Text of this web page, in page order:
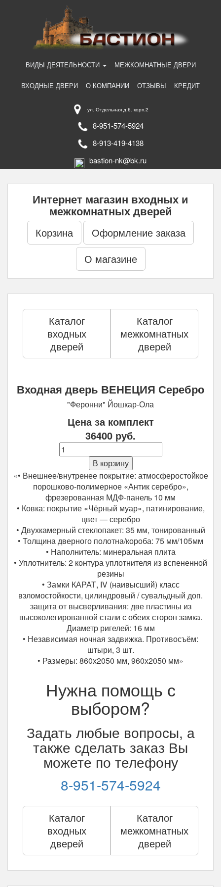
ВИДЫ ДЕЯТЕЛЬНОСТИ МЕЖКОМНАТНЫЕ ДВЕРИ
ВХОДНЫЕ ДВЕРИ О КОМПАНИИ ОТЗЫВЫ КРЕДИТ
ул. Отдельная д.6. корп.2
8-951-574-5924
8-913-419-4138
bastion-nk@bk.ru
Интернет магазин входных и
межкомнатных дверей
Корзина
Оформление заказа
О магазине
Каталог
входных
дверей
Каталог
межкомнатных
дверей
Входная дверь ВЕНЕЦИЯ Серебро
"Феронни" Йошкар-Ола
Цена за комплект
36400 руб.
Количество
Входная
ВЕНЕЦИЯ
Серебро
В корзину
«• Внешнее/внутренее покрытие: атмосферостойкое
порошково-полимерное «Антик серебро»,
фрезерованная МДФ-панель 10 мм
• Ковка: покрытие «Чёрный муар», патинирование,
цвет — серебро
• Двухкамерный стеклопакет: 35 мм, тонированный
• Толщина дверного полотна/короба: 75 мм/105мм
• Наполнитель: минеральная плита
• Уплотнитель: 2 контура уплотнителя из вспененной
резины
• Замки КАРАТ, IV (наивысший) класс
взломостойкости, цилиндровый / сувальдный доп.
защита от высверливания: две пластины из
высоколегированной стали с обеих сторон замка.
Диаметр ригелей: 16 мм
• Независимая ночная задвижка. Противосъём:
штыри, 3 шт.
• Размеры: 860х2050 мм, 960х2050 мм»
Нужна помощь с
выбором?
Задать любые вопросы, а
также сделать заказ Вы
можете по телефону
8-951-574-5924
Каталог
входных
дверей
Каталог
межкомнатных
дверей